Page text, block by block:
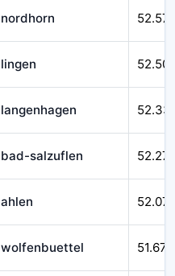
nordhorn
lingen
langenhagen
bad-salzuflen
ahlen
wolfenbuettel 51.670